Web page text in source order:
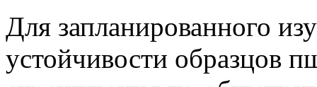
Для запланированного
устойчивости образцов